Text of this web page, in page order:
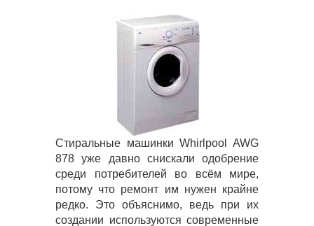
Стиральные машинки Whirlpool AWG
878 уже давно снискали одобрение
среди потребителей во всём мире,
потому что ремонт им нужен крайне
редко. Это объяснимо, ведь при их
создании используются современные